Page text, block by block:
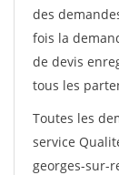
des
fois la
de devis
tous les
Toutes les
service
georges-sur-